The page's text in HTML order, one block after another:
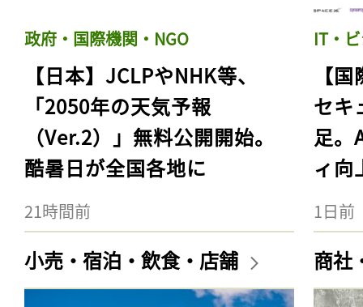
政府・国際機関・NGO
【日本】JCLPやNHK等、
「2050年の天気予報
（Ver.2）」無料公開開始。
酷暑日が全国各地に
21時間前
IT・
【
セキ
足。
ィ向
1日前
小売・宿泊・飲食・店舗 商社